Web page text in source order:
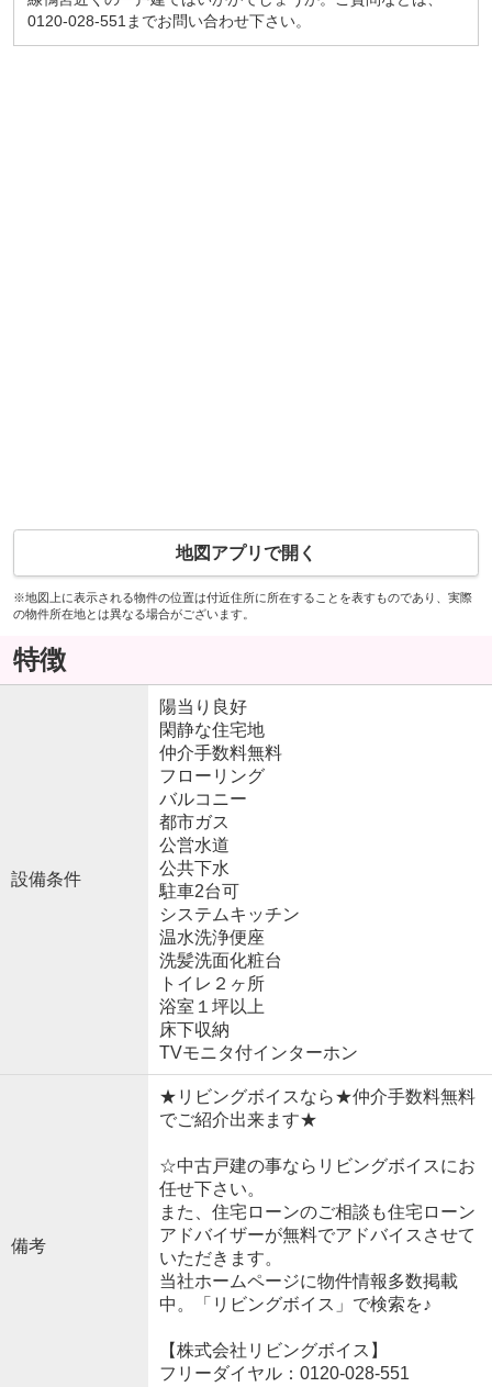
0120-028-551までお問い合わせ下さい。
地図アプリで開く
※地図上に表示される物件の位置は付近住所に所在することを表すものであり、実際
の物件所在地とは異なる場合がございます。
特徴
設備条件
陽当り良好
閑静な住宅地
仲介手数料無料
フローリング
バルコニー
都市ガス
公営水道
公共下水
駐車2台可
システムキッチン
温水洗浄便座
洗髪洗面化粧台
トイレ２ヶ所
浴室１坪以上
床下収納
TVモニタ付インターホン
備考
★リビングボイスなら★仲介手数料無料
でご紹介出来ます★
☆中古戸建の事ならリビングボイスにお
任せ下さい。
また、住宅ローンのご相談も住宅ローン
アドバイザーが無料でアドバイスさせて
いただきます。
当社ホームページに物件情報多数掲載
中。「リビングボイス」で検索を♪
【株式会社リビングボイス】
フリーダイヤル：0120-028-551